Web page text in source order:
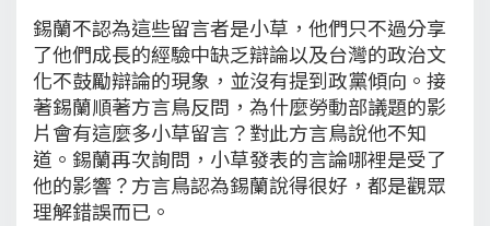
錫蘭不認為這些留言者是小草，他們只不過分享
了他們成長的經驗中缺乏辯論以及台灣的政治文
化不鼓勵辯論的現象，並沒有提到政黨傾向。接
著錫蘭順著方言鳥反問，為什麼勞動部議題的影
片會有這麼多小草留言？對此方言鳥說他不知
道。錫蘭再次詢問，小草發表的言論哪裡是受了
他的影響？方言鳥認為錫蘭說得很好，都是觀眾
理解錯誤而已。